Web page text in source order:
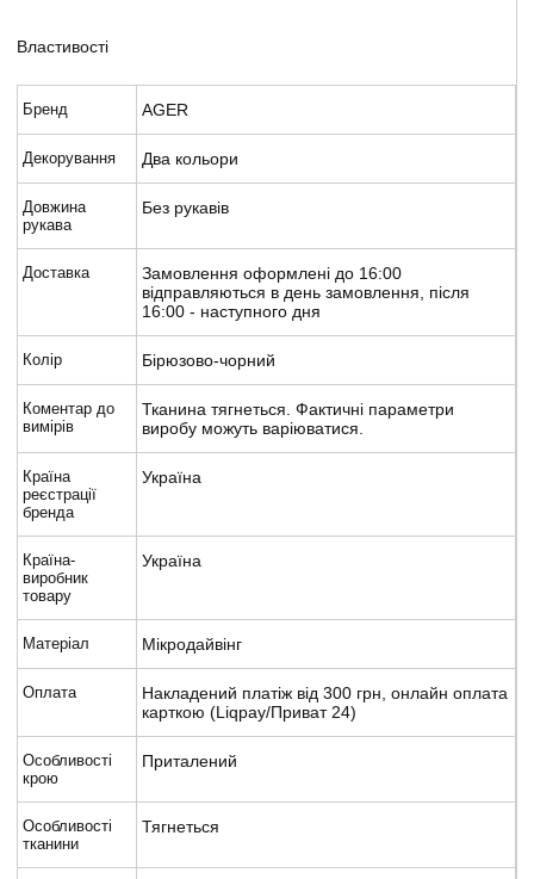
Властивості
Бренд AGER
Декорування Два кольори
Довжина
рукава
Без рукавів
Доставка
Замовлення оформлені до 16:00
відправляються в день замовлення, після
16:00 - наступного дня
Колір Бірюзово-чорний
Коментар до
вимірів
Тканина тягнеться. Фактичні параметри
виробу можуть варіюватися.
Країна
реєстрації
бренда
Україна
Країна-
виробник
товару
Україна
Матеріал Мікродайвінг
Оплата
Накладений платіж від 300 грн, онлайн оплата
карткою (Liqpay/Приват 24)
Особливості
крою
Приталений
Особливості
тканини
Тягнеться